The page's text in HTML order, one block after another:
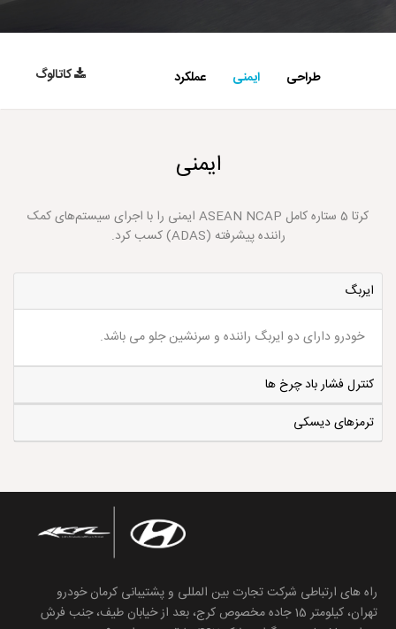
طراحی ایمنی عملکرد کاتالوگ
ایمنی
کرتا 5 ستاره کامل ASEAN NCAP ایمنی را با اجرای سیستم‌های کمک
راننده پیشرفته (ADAS) کسب کرد.
ایربگ
خودرو دارای دو ایربگ راننده و سرنشین جلو می باشد.
کنترل فشار باد چرخ ها
ترمزهای دیسکی
راه های ارتباطی شرکت تجارت بین المللی و پشتیبانی کرمان خودرو
تهران، کیلومتر 15 جاده مخصوص کرج، بعد از خیابان طیف، جنب فرش